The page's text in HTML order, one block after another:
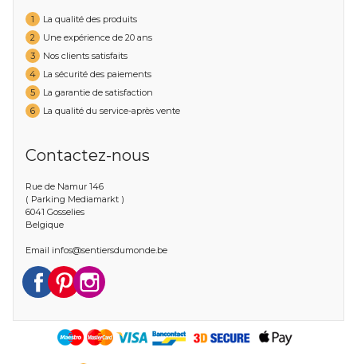
1
La qualité des produits
2
Une expérience de 20 ans
3
Nos clients satisfaits
4
La sécurité des paiements
5
La garantie de satisfaction
6
La qualité du service-après vente
Contactez-nous
Rue de Namur 146
( Parking Mediamarkt )
6041 Gosselies
Belgique
Email infos@sentiersdumonde.be
FacebookPinterest